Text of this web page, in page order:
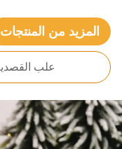
المزيد من المنتجات